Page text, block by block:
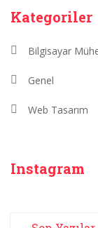
Kategoriler
Bilgisayar
Genel
Web Tasarım
Instagram